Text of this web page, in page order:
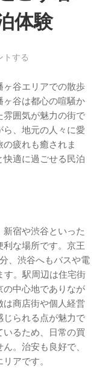
体験
トする
ヶ谷エリアでの散歩
ヶ谷は都心の喧騒か
雰囲気が魅力の街で
、地元の人々に愛
疲れも癒されま
適に過ごせる民泊
宿や渋谷といった
利な場所です。京王
、渋谷へもバスや電
す。駅周辺は住宅街
の中心地でありなが
は商店街や個人経営
じられる点が魅力で
るため、日常の買
。治安も良好で、
アです。